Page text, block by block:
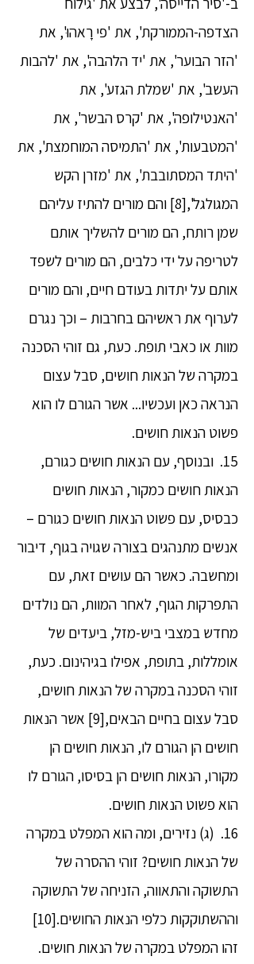
הצדפה-הממורקת', את 'פי רָאהוּ', את
'הזר הבוער', את 'יד הלהבה', את 'להבות
העשב', את 'שמלת הגזע', את
'האנטילופה', את 'קרס הבשר', את
'המטבעות', את 'התמיסה המוחמצת', את
'היתד המסתובבת', את 'מזרן הקש
המגולגל',[8] והם מורים להתיז עליהם
שמן רותח, הם מורים להשליך אותם
לטריפה על ידי כלבים, הם מורים לשפד
אותם על יתדות בעודם חיים, והם מורים
לערוף את ראשיהם בחרבות – וכך נגרם
מוות או כאבי תופת. כעת, גם זוהי הסכנה
במקרה של הנאות חושים, סבל עצום
הנראה כאן ועכשיו... אשר הגורם לו הוא
פשוט הנאות חושים.
15. ובנוסף, עם הנאות חושים כגורם,
הנאות חושים כמקור, הנאות חושים
כבסיס, עם פשוט הנאות חושים כגורם –
אנשים מתנהגים בצורה שגויה בגוף, דיבור
ומחשבה. כאשר הם עושים זאת, עם
התפרקות הגוף, לאחר המוות, הם נולדים
מחדש במצבי ביש-מזל, ביעדים של
אומללות, בתופת, אפילו בגיהינום. כעת,
זוהי הסכנה במקרה של הנאות חושים,
סבל עצום בחיים הבאים,[9] אשר הנאות
חושים הן הגורם לו, הנאות חושים הן
מקורו, הנאות חושים הן בסיסו, הגורם לו
הוא פשוט הנאות חושים.
16. (ג) נזירים, ומה הוא המפלט במקרה
של הנאות חושים? זוהי ההסרה של
התשוקה והתאווה, הזניחה של התשוקה
וההשתוקקות כלפי הנאות החושים.[10]
זהו המפלט במקרה של הנאות חושים.